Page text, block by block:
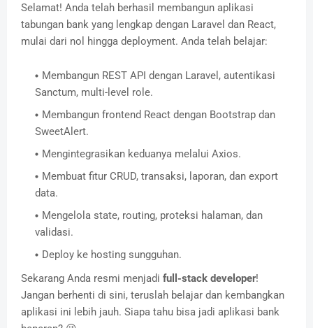
Selamat! Anda telah berhasil membangun aplikasi
tabungan bank yang lengkap dengan Laravel dan React,
mulai dari nol hingga deployment. Anda telah belajar:
Membangun REST API dengan Laravel, autentikasi
Sanctum, multi-level role.
Membangun frontend React dengan Bootstrap dan
SweetAlert.
Mengintegrasikan keduanya melalui Axios.
Membuat fitur CRUD, transaksi, laporan, dan export
data.
Mengelola state, routing, proteksi halaman, dan
validasi.
Deploy ke hosting sungguhan.
Sekarang Anda resmi menjadi full-stack developer!
Jangan berhenti di sini, teruslah belajar dan kembangkan
aplikasi ini lebih jauh. Siapa tahu bisa jadi aplikasi bank